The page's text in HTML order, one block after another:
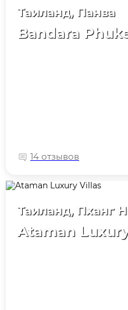
Таиланд, Панва
Bandara
14 отзывов
Таиланд, Пханг
Ataman